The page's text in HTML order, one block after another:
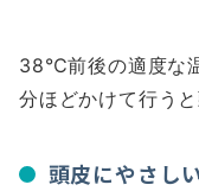
38℃前後の適度な
分ほどかけて行う
頭皮にやさし